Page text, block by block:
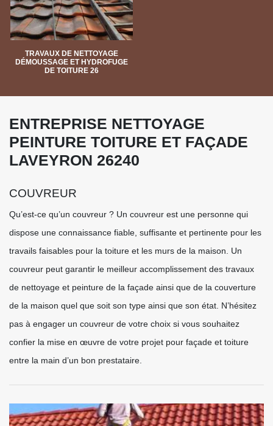
TRAVAUX DE NETTOYAGE
DÉMOUSSAGE ET HYDROFUGE
DE TOITURE 26
ENTREPRISE NETTOYAGE
PEINTURE TOITURE ET FAÇADE
LAVEYRON 26240
COUVREUR
Qu’est-ce qu’un couvreur ? Un couvreur est une personne qui
dispose une connaissance fiable, suffisante et pertinente pour les
travails faisables pour la toiture et les murs de la maison. Un
couvreur peut garantir le meilleur accomplissement des travaux
de nettoyage et peinture de la façade ainsi que de la couverture
de la maison quel que soit son type ainsi que son état. N’hésitez
pas à engager un couvreur de votre choix si vous souhaitez
confier la mise en œuvre de votre projet pour façade et toiture
entre la main d’un bon prestataire.